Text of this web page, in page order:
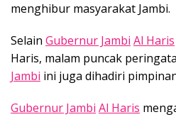
menghibur masyarakat Jambi.
Selain Gubernur Jambi Al Haris
Haris, malam puncak
Jambi ini juga dihadiri
Gubernur Jambi Al Haris